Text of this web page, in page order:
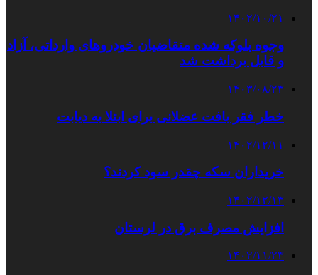
۱۴۰۲/۱۰/۲۱
وجوه بلوکه شده متقاضیان خودروهای وارداتی، آزاد
و قابل‌ برداشت شد
۱۴۰۳/۰۸/۲۳
خطر فقر بافت عضلانی برای ابتلا به دیابت
۱۴۰۲/۱۲/۱۱
خریداران سکه چقدر سود کردند؟
۱۴۰۲/۱۲/۱۳
افزایش مصرف برق در لرستان
۱۴۰۲/۱۱/۲۳